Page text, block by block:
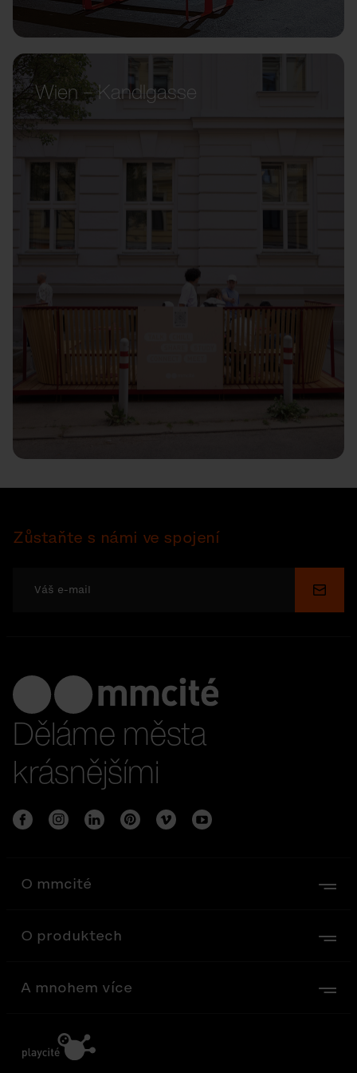
Wien – Kandlgasse
Zůstaňte s námi ve spojení
Děláme města
krásnějšími
O mmcité
O produktech
A mnohem více